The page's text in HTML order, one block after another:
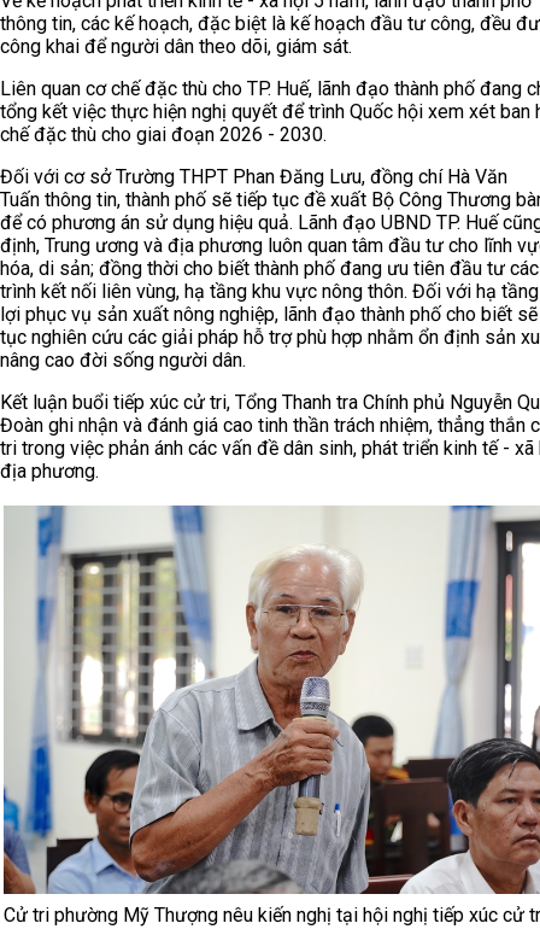
thông tin, các kế hoạch, đặc biệt là kế hoạch đầu tư công, đều
công khai để người dân theo dõi, giám sát.
Liên quan cơ chế đặc thù cho TP. Huế, lãnh đạo thành phố đang
tổng kết việc thực hiện nghị quyết để trình Quốc hội xem xét ban
chế đặc thù cho giai đoạn 2026 - 2030.
Đối với cơ sở Trường THPT Phan Đăng Lưu, đồng chí Hà Văn
Tuấn thông tin, thành phố sẽ tiếp tục đề xuất Bộ Công Thương
để có phương án sử dụng hiệu quả. Lãnh đạo UBND TP. Huế
định, Trung ương và địa phương luôn quan tâm đầu tư cho lĩnh
hóa, di sản; đồng thời cho biết thành phố đang ưu tiên đầu tư
trình kết nối liên vùng, hạ tầng khu vực nông thôn. Đối với hạ
lợi phục vụ sản xuất nông nghiệp, lãnh đạo thành phố cho biết
tục nghiên cứu các giải pháp hỗ trợ phù hợp nhằm ổn định sản
nâng cao đời sống người dân.
Kết luận buổi tiếp xúc cử tri, Tổng Thanh tra Chính phủ Nguyễn
Đoàn ghi nhận và đánh giá cao tinh thần trách nhiệm, thẳng thắn
tri trong việc phản ánh các vấn đề dân sinh, phát triển kinh tế -
địa phương.
Cử tri phường Mỹ Thượng nêu kiến nghị tại hội nghị tiếp xúc cử